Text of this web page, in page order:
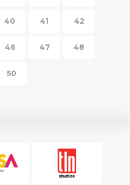
40 41 42
46 47 48
50